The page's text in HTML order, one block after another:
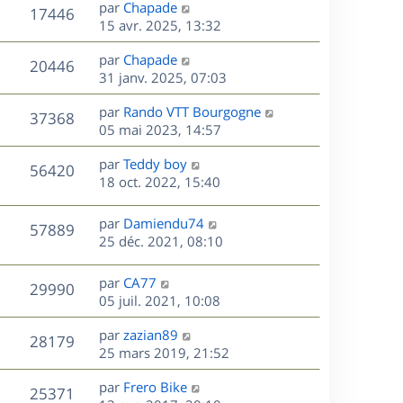
e
n
i
e
r
m
e
s
s
a
g
e
17446V
u
e
s
D
e
r
n
i
e
r
m
e
s
s
a
g
e
par Chapade
15 avr. 2025, 13:32
20446V
u
e
s
D
e
r
n
i
e
r
m
e
s
s
e
par Chapade
31 janv. 2025, 07:03
37368V
u
D
e
r
n
i
e
r
m
s
a
e
par Rando VTT Bourgogne
05 mai 2023, 14:57
56420V
u
e
s
D
e
n
i
r
m
e
s
a
e
par Teddy boy
18 oct. 2022, 15:40
57889V
u
e
D
e
i
e
r
m
e
s
par Damiendu74
25 déc. 2021, 08:10
29990V
u
D
e
r
n
i
e
r
par CA77
05 juil. 2021, 10:08
28179V
u
D
e
r
n
par zazian89
25 mars 2019, 21:52
25371
D
par Frero Bike